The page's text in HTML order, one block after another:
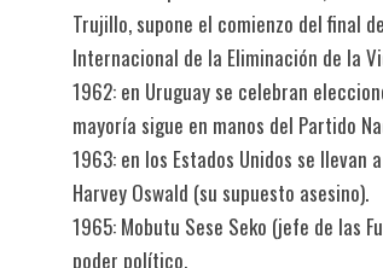
Trujillo, supone el comienzo del final
Internacional de la Eliminación de la
1962: en Uruguay se celebran
mayoría sigue en manos del Partido
1963: en los Estados Unidos se llevan
Harvey Oswald (su supuesto asesino).
1965: Mobutu Sese Seko (jefe de las
poder político.